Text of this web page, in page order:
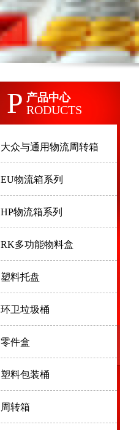
P 产品中心
RODUCTS
大众与通用物流周转箱
EU物流箱系列
HP物流箱系列
RK多功能物料盒
塑料托盘
环卫垃圾桶
零件盒
塑料包装桶
周转箱